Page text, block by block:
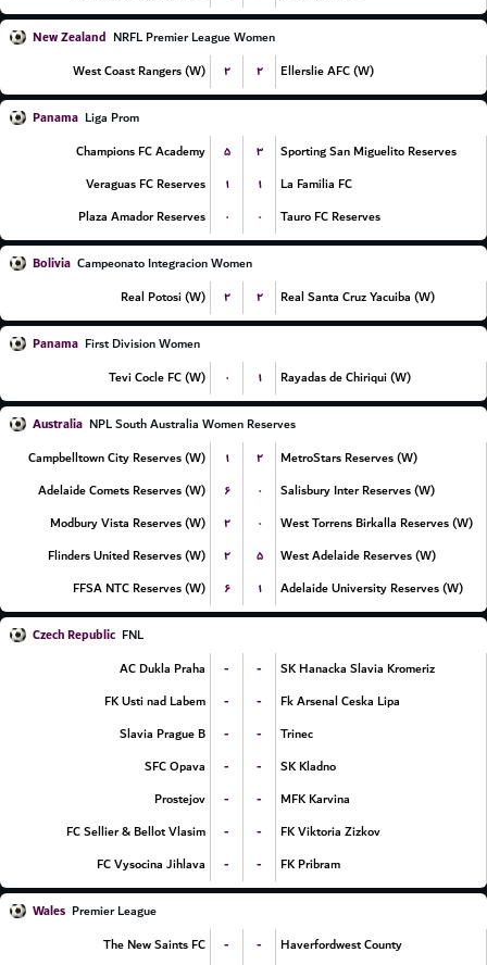
New Zealand NRFL Premier League Women
West Coast Rangers (W)
۲ ۲ Ellerslie AFC (W)
Panama Liga Prom
Champions FC Academy
۵ ۳
Sporting San Miguelito Reserves
Veraguas FC Reserves
۱ ۱
La Familia FC
Plaza Amador Reserves
۰ ۰ Tauro FC Reserves
Bolivia Campeonato Integracion Women
Real Potosi (W)
۲ ۲ Real Santa Cruz Yacuiba (W)
Panama First Division Women
Tevi Cocle FC (W)
۰ ۱ Rayadas de Chiriqui (W)
Australia NPL South Australia Women Reserves
Campbelltown City Reserves (W)
۱ ۲
MetroStars Reserves (W)
Adelaide Comets Reserves (W)
۶ ۰
Salisbury Inter Reserves (W)
Modbury Vista Reserves (W)
۲ ۰
West Torrens Birkalla Reserves (W)
Flinders United Reserves (W)
۲ ۵
West Adelaide Reserves (W)
FFSA NTC Reserves (W)
۶ ۱ Adelaide University Reserves (W)
Czech Republic FNL
AC Dukla Praha
- -
SK Hanacka Slavia Kromeriz
FK Usti nad Labem
- -
Fk Arsenal Ceska Lipa
Slavia Prague B
- -
Trinec
SFC Opava
- -
SK Kladno
Prostejov
- -
MFK Karvina
FC Sellier & Bellot Vlasim
- -
FK Viktoria Zizkov
FC Vysocina Jihlava
- - FK Pribram
Wales Premier League
The New Saints FC
- -
Haverfordwest County